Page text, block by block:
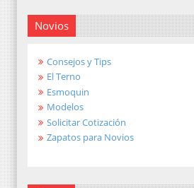
Novios
Consejos y Tips
El Terno
Esmoquin
Modelos
Solicitar Cotización
Zapatos para Novios